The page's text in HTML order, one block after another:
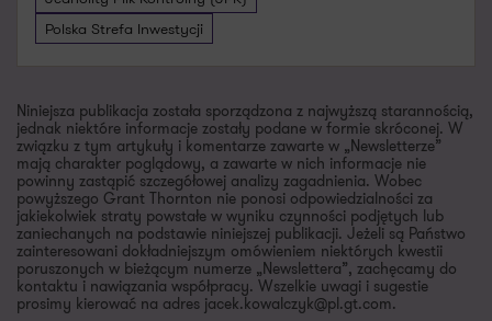
Polska Strefa Inwestycji
Niniejsza publikacja została sporządzona z najwyższą starannością,
jednak niektóre informacje zostały podane w formie skróconej. W
związku z tym artykuły i komentarze zawarte w „Newsletterze”
mają charakter poglądowy, a zawarte w nich informacje nie
powinny zastąpić szczegółowej analizy zagadnienia. Wobec
powyższego Grant Thornton nie ponosi odpowiedzialności za
jakiekolwiek straty powstałe w wyniku czynności podjętych lub
zaniechanych na podstawie niniejszej publikacji. Jeżeli są Państwo
zainteresowani dokładniejszym omówieniem niektórych kwestii
poruszonych w bieżącym numerze „Newslettera”, zachęcamy do
kontaktu i nawiązania współpracy. Wszelkie uwagi i sugestie
prosimy kierować na adres jacek.kowalczyk@pl.gt.com.